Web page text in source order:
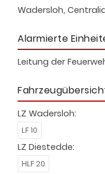
Wadersloh,
Alarmierte
Leitung der
LZ Wadersloh:
LF 10
LZ Diestedde:
HLF 20